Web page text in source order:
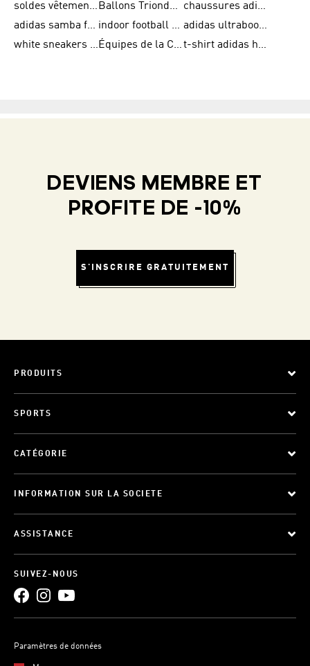
soldes vêtements homme
Ballons Trionda de la Coupe du Monde de la FIFA 26™
chaussures adidas femme
adidas samba femme
indoor football shoes
adidas ultraboost 22
white sneakers adidas
Équipes de la Coupe du Monde de la FIFA 26™ t-shirt adidas homme
DEVIENS MEMBRE ET
PROFITE DE -10%
S'INSCRIRE GRATUITEMENT
PRODUITS
SPORTS
CATÉGORIE
INFORMATION SUR LA SOCIETE
ASSISTANCE
SUIVEZ-NOUS
Paramètres de données